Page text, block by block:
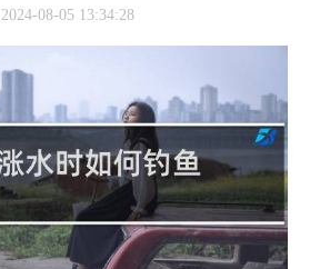
2024-08-05 13:34:28